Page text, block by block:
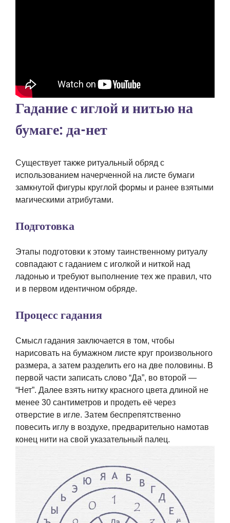
Гадание с иглой и нитью на
бумаге: да-нет
Существует также ритуальный обряд с
использованием начерченной на листе бумаги
замкнутой фигуры круглой формы и ранее взятыми
магическими атрибутами.
Подготовка
Этапы подготовки к этому таинственному ритуалу
совпадают с гаданием с иголкой и ниткой над
ладонью и требуют выполнение тех же правил, что
и в первом идентичном обряде.
Процесс гадания
Смысл гадания заключается в том, чтобы
нарисовать на бумажном листе круг произвольного
размера, а затем разделить его на две половины. В
первой части записать слово “Да”, во второй —
“Нет”. Далее взять нитку красного цвета длиной не
менее 30 сантиметров и продеть её через
отверстие в игле. Затем беспрепятственно
повесить иглу в воздухе, предварительно намотав
конец нити на свой указательный палец.